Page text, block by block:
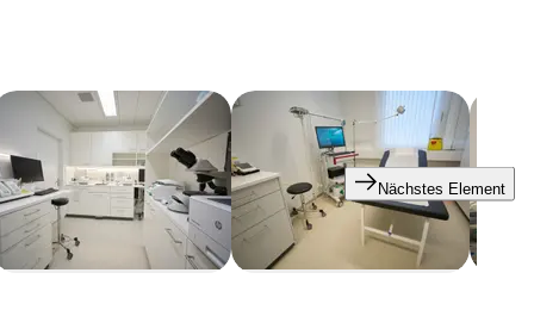
zum Medizinischen Zentrum Brugg, dem Labor
mit verschiedensten Spezialistinnen und Spezialisten
Nutzung von Synergien und in enger, jedoch
– sehr rasch möglich.
Nächstes Element